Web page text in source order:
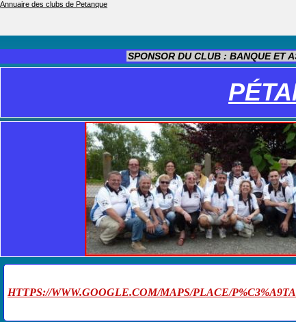
Annuaire des clubs de Petanque
SPONSOR DU CLUB : BANQUE ET
HTTPS://WWW.GOOGLE.COM/MAPS/PLACE/